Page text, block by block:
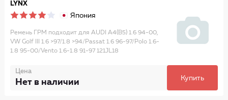
LYNX
Япония
Ремень ГРМ подходит для AUDI A4(B5) 1.6 94-00,
VW Golf III 1.6 >97/1.8 >94/Passat 1.6 96-97/Polo 1.6-
1.8 95-00/Vento 1.6-1.8 91-97 121JL18
Цена
Нет в наличии Купить